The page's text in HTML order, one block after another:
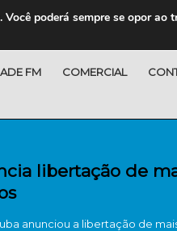
FM COMERCIAL
libertação de
anunciou a libertação de
poderá sempre se opor